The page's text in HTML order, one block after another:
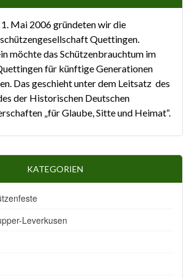
Mai 2006 gründeten wir die
Quettingen.
möchte das Schützenbrauchtum im
für künftige Generationen
Das geschieht unter dem Leitsatz des
der Historischen Deutschen
„für Glaube, Sitte und Heimat“.
KATEGORIEN
Leverkusen